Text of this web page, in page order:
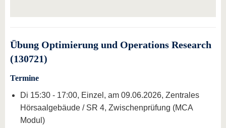
Übung Optimierung und Operations Research
(130721)
Termine
Di 15:30 - 17:00, Einzel, am 09.06.2026, Zentrales
Hörsaalgebäude / SR 4, Zwischenprüfung (MCA
Modul)